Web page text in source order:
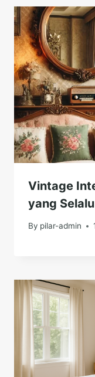
Vintage
yang
By pilar-admin